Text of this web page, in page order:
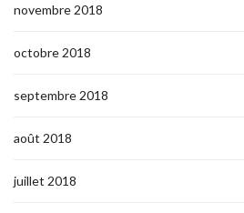
novembre 2018
octobre 2018
septembre 2018
août 2018
juillet 2018